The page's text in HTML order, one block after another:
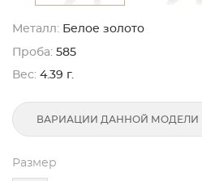
Металл: Белое золото
Проба: 585
Вес: 4.39 г.
ВАРИАЦИИ ДАННОЙ МОДЕЛИ
Размер